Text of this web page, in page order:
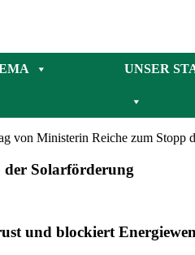
UNSER
von Ministerin Reiche zum Stopp
Solarförderung
und blockiert